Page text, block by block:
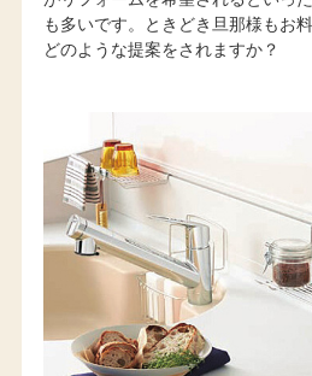
も多いです。ときどき旦那様もお
どのような提案をされますか？